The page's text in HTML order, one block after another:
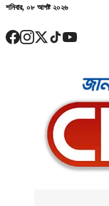
শনিবার, ০৮ আগষ্ট ২০২৬